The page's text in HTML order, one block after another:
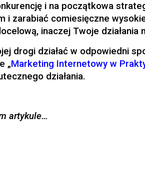
i na początkowa
i zarabiać comiesięczne
inaczej Twoje działania
drogi działać w odpowiedni
„Marketing Internetowy w
działania.
artykule…